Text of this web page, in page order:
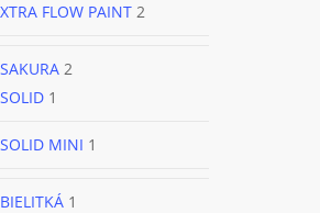
XTRA FLOW PAINT 2
SAKURA 2
SOLID 1
SOLID MINI 1
BIELITKÁ 1